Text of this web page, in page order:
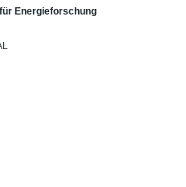
Energieforschung